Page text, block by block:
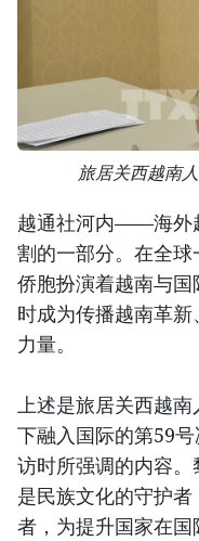
旅居关西越南
越通社河内——海外
割的一部分。在全球
侨胞扮演着越南与
时成为传播越南革
力量。
上述是旅居关西越
下融入国际的第59
访时所强调的内容
是民族文化的守护
者，为提升国家在